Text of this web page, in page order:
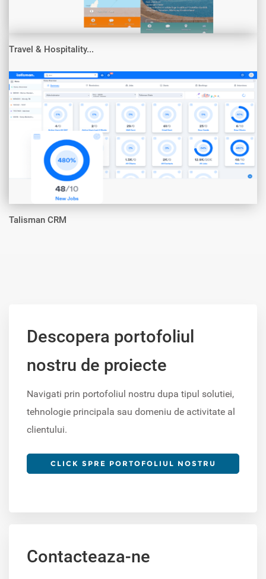
Travel & Hospitality...
Talisman CRM
Descopera portofoliul
nostru de proiecte
Navigati prin portofoliul nostru dupa tipul solutiei,
tehnologie principala sau domeniu de activitate al
clientului.
CLICK SPRE PORTOFOLIUL NOSTRU
Contacteaza-ne